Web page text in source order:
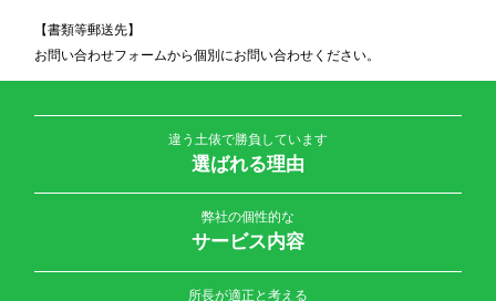
【書類等郵送先】
お問い合わせフォームから個別にお問い合わせください。
違う土俵で勝負しています
選ばれる理由
弊社の個性的な
サービス内容
所長が適正と考える